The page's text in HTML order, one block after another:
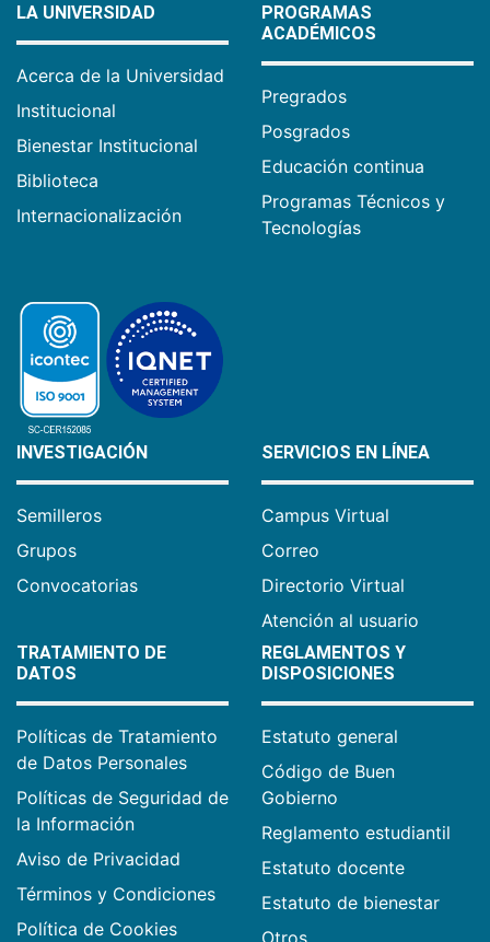
LA UNIVERSIDAD
Acerca de la Universidad
Institucional
Bienestar Institucional
Biblioteca
Internacionalización
PROGRAMAS
ACADÉMICOS
Pregrados
Posgrados
Educación continua
Programas Técnicos y
Tecnologías
INVESTIGACIÓN
Semilleros
Grupos
Convocatorias
SERVICIOS EN LÍNEA
Campus Virtual
Correo
Directorio Virtual
Atención al usuario
TRATAMIENTO DE
DATOS
Políticas de Tratamiento
de Datos Personales
Políticas de Seguridad de
la Información
Aviso de Privacidad
Términos y Condiciones
Política de Cookies
REGLAMENTOS Y
DISPOSICIONES
Estatuto general
Código de Buen
Gobierno
Reglamento estudiantil
Estatuto docente
Estatuto de bienestar
Otros